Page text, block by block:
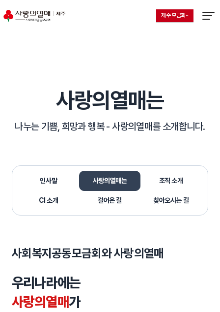
지회 선택 목록 열기
현재 선택된 지회
제주 모금회
사랑의열매는
나누는 기쁨, 희망과 행복 -사랑의열매를 소개합니다.
인사말 사랑의열매는
선택됨 조직 소개
CI 소개 걸어온 길 찾아오시는 길
사회복지공동모금회와 사랑의열매
우리나라에는
사랑의열매가